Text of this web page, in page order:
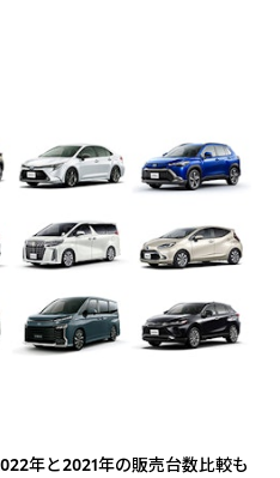
年と2021年の販売台数比較も